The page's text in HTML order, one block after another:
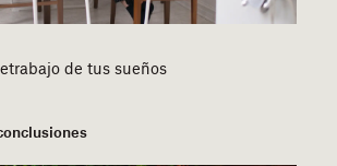
de tus sueños